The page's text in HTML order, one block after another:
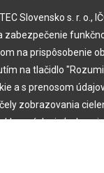
Slovensko s. r. o.,
zabezpečenie
na prispôsobenie
na tlačidlo
a s prenosom
zobrazovania
sieťach na